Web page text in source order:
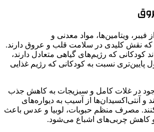
ویتامین‌ها، مواد معدنی و
که نقش کلیدی در سلامت قلب و عروق دارند.
کودکانی که رژیم‌های گیاهی متعادل دارند،
نسبت به کودکانی که رژیم غذایی
در غلات کامل و سبزیجات به کاهش جذب
آنتی‌اکسیدان‌ها از آسیب به دیواره‌های
مصرف منظم حبوبات، لوبیا و عدس باعث
و کاهش چربی‌های اشباع می‌شود.